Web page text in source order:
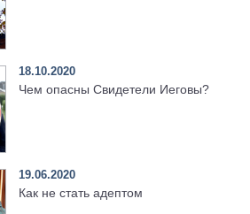
18.10.2020
Чем опасны Свидетели Иеговы?
19.06.2020
Как не стать адептом